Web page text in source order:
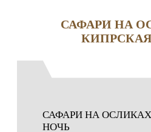
САФАРИ НА
САФАРИ НА
НОЧЬ